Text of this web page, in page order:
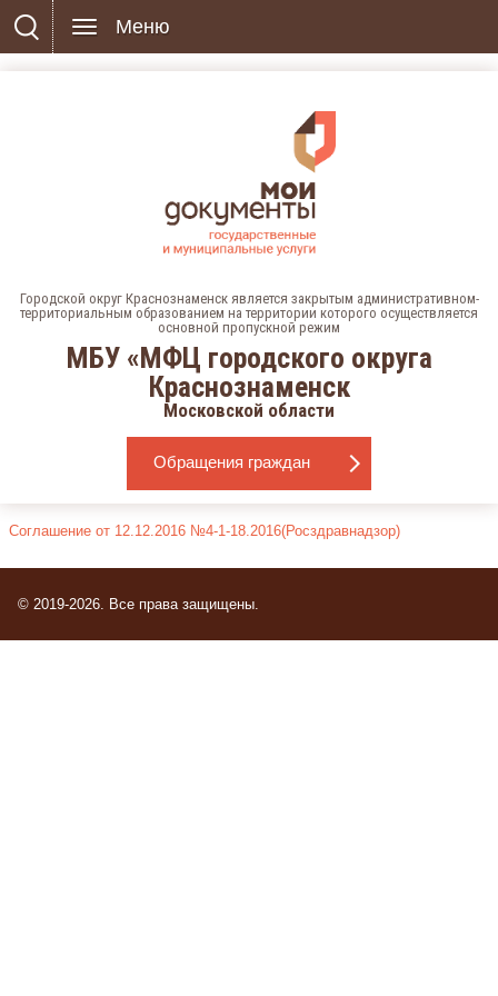
Меню
Городской округ Краснознаменск является закрытым административном-
территориальным образованием на территории которого осуществляется
основной пропускной режим
МБУ «МФЦ городского округа
Краснознаменск
Московской области
Обращения граждан
Соглашение от 12.12.2016 №4-1-18.2016(Росздравнадзор)
© 2019-2026. Все права защищены.